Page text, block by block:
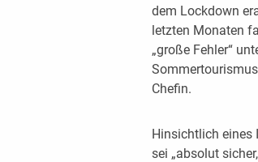
dem Lockdown
letzten Monaten
„große Fehler“
Chefin.
Hinsichtlich eines
sei „absolut